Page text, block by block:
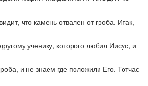
что камень отвален от гроба. Итак,
ученику, которого любил Иисус, и
и не знаем где положили Его. Тотчас